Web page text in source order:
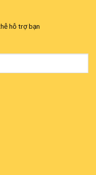
hỗ trợ bạn